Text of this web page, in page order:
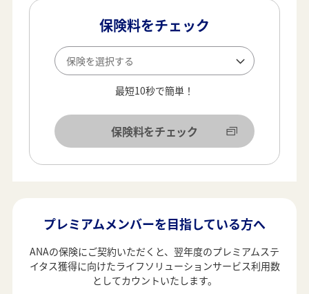
保険料をチェック
最短10秒で簡単！
保険料をチェック
プレミアムメンバーを目指している方へ
ANAの保険にご契約いただくと、翌年度のプレミアムステ
イタス獲得に向けたライフソリューションサービス利用数
としてカウントいたします。